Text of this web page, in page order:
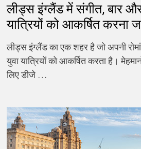
लीड्स इंग्लैंड में संगीत, बार
यात्रियों को आकर्षित करना
लीड्स इंग्लैंड का एक शहर है जो अपनी
युवा यात्रियों को आकर्षित करता है।
लिए डीजे …